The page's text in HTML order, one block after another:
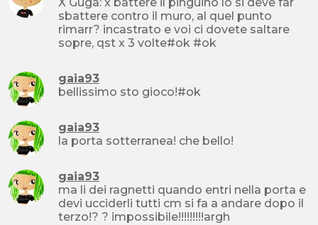
X Guga: x battere il pinguino lo si deve far
sbattere contro il muro, al quel punto
rimarr? incastrato e voi ci dovete saltare
sopre, qst x 3 volte#ok #ok
gaia93
bellissimo sto gioco!#ok
gaia93
la porta sotterranea! che bello!
gaia93
ma li dei ragnetti quando entri nella porta e
devi ucciderli tutti cm si fa a andare dopo il
terzo!? ? impossibile!!!!!!!!!argh